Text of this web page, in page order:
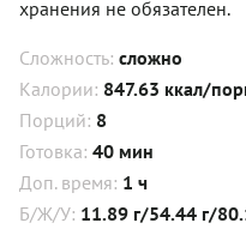
хранения не обязателен.
Сложность: сложно
Калории: 847.63 ккал/
Порций: 8
Готовка: 40 мин
Доп. время: 1 ч
Б/Ж/У: 11.89 г/54.44 г/